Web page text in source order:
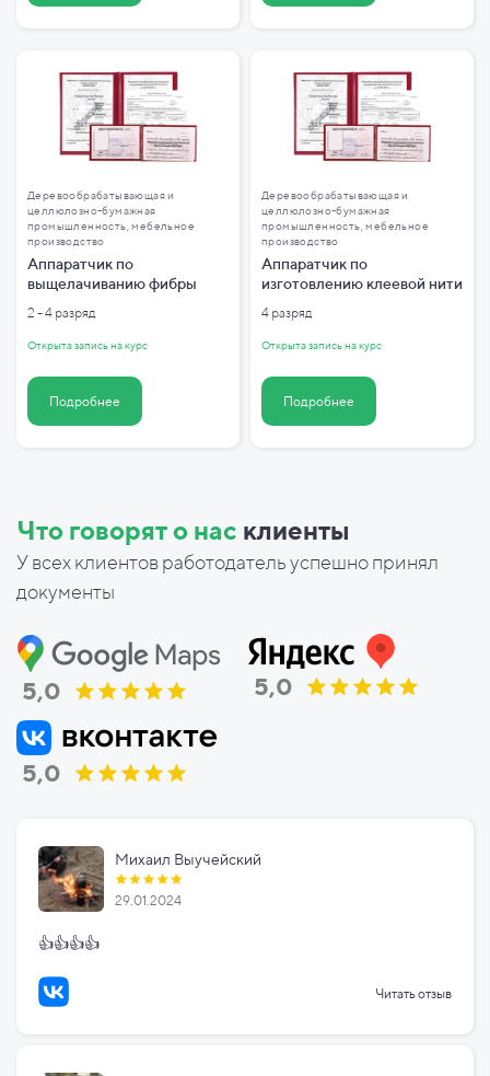
Деревообрабатывающая и
целлюлозно-бумажная
промышленность, мебельное
производство
Аппаратчик по
выщелачиванию фибры
2 - 4 разряд
Открыта запись на курс
Подробнее
Деревообрабатывающая и
целлюлозно-бумажная
промышленность, мебельное
производство
Аппаратчик по
изготовлению клеевой нити
4 разряд
Открыта запись на курс
Подробнее
Что говорят о нас клиенты
У всех клиентов работодатель успешно принял
документы
5,0 5,0
5,0
Михаил Выучейский
29.01.2024
👍👍👍👍
Читать отзыв